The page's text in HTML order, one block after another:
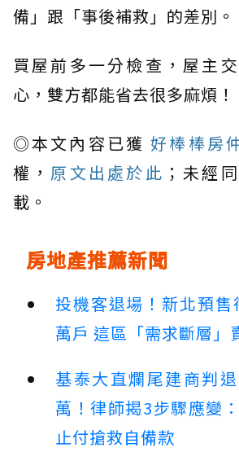
備」跟「事後補救」的差別。
買屋前多一分檢查，屋主
心，雙方都能省去很多麻煩！
◎本文內容已獲 好棒棒房
權， 原文出處於此 ；未經
載。
房地產推薦新聞
投機客退場！新北預售
萬戶 這區「需求斷層」
基泰大直爛尾建商判
萬！律師揭3步驟應變
止付搶救自備款